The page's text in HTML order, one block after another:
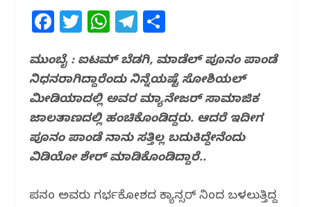
F
c
e
b
o
o
T
itt
e
r
W
at
s
A
p
p
T
e
g
ra
m
ar
e
ಮುಂಬೈ : ಐಟಮ್ ಬೆಡಗಿ, ಮಾಡೆಲ್‌ ಪೂನಂ ಪಾಂಡೆ
ನಿಧನರಾಗಿದ್ದಾರೆಂದು ನಿನ್ನೆಯಷ್ಟೆ ಸೋಶಿಯಲ್‌
ಮೀಡಿಯಾದಲ್ಲಿ ಅವರ ಮ್ಯಾನೇಜರ್‌ ಸಾಮಾಜಿಕ
ಜಾಲತಾಣದಲ್ಲಿ ಹಂಚಿಕೊಂಡಿದ್ದರು. ಆದರೆ ಇದೀಗ
ಪೂನಂ ಪಾಂಡೆ ನಾನು ಸತ್ತಿಲ್ಲ ಬದುಕಿದ್ದೇನೆಂದು
ವಿಡಿಯೋ ಶೇರ್ ಮಾಡಿಕೊಂಡಿದ್ದಾರೆ..
ಪೂನಂ ಅವರು ಗರ್ಭಕೋಶದ ಕ್ಯಾನ್ಸರ್ ನಿಂದ ಬಳಲುತ್ತಿದ್ದ